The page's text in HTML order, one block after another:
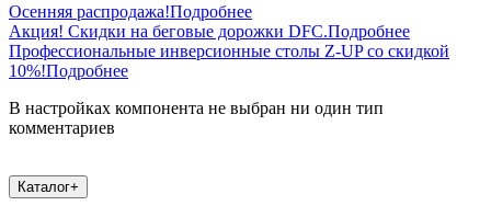
Осенняя распродажа!Подробнее
Акция! Скидки на беговые дорожки DFC.Подробнее
Профессиональные инверсионные столы Z-UP со скидкой
10%!Подробнее
В настройках компонента не выбран ни один тип
комментариев
Каталог+